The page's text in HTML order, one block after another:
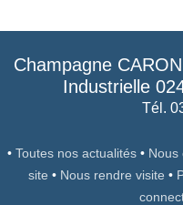
Champagne
Industrielle
Tél.
• Toutes nos actualités • Nous
site • Nous rendre visite •